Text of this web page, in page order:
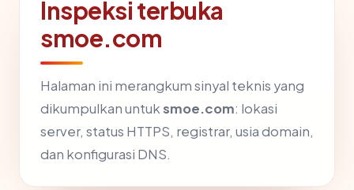
Inspeksi terbuka
smoe.com
Halaman ini merangkum sinyal teknis yang
dikumpulkan untuksmoe.com: lokasi
server, status HTTPS, registrar, usia domain,
dan konfigurasi DNS.